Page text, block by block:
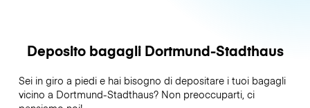
Deposito bagagli Dortmund-Stadthaus
Sei in giro a piedi e hai bisogno di depositare i tuoi bagagli
vicino a Dortmund-Stadthaus? Non preoccuparti, ci